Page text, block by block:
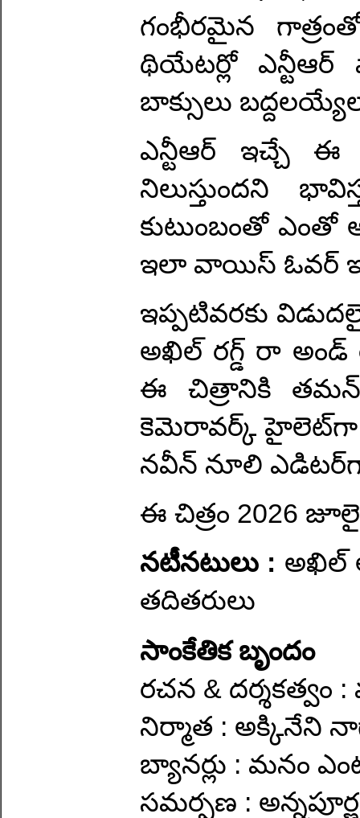
గంభీరమైన
థియేటర్లో
బాక్సులు
ఎన్టీఆర్ ఇచ్చే
నిలుస్తుందని
కుటుంబంతో ఎంతో
ఇలా వాయిస్ ఓవర్
ఇప్పటివరకు
అఖిల్ రగ్డ్ రా అండ్
ఈ చిత్రానికి తమన్
కెమెరావర్క్ హైలెట్‌గా
నవీన్ నూలి ఎడిటర్‌గా
ఈ చిత్రం 2026
నటీనటులు : అఖిల్
తదితరులు
సాంకేతిక బృందం
రచన & దర్శకత్వం
నిర్మాత : అక్కినేని
బ్యానర్లు : మనం
సమర్పణ :